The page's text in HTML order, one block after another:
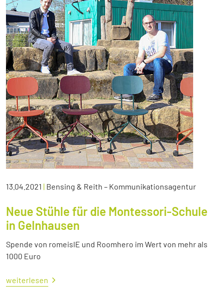
13.04.2021 | Bensing & Reith – Kommunikationsagentur
Neue Stühle für die Montessori-Schule
in Gelnhausen
Spende von romeisIE und Roomhero im Wert von mehr als
1000 Euro
weiterlesen